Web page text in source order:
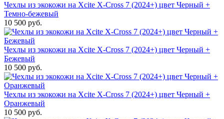
Чехлы из экокожи на Xcite X-Cross 7 (2024+) цвет Черный +
Темно-бежевый
10 500 руб.
Чехлы из экокожи на Xcite X-Cross 7 (2024+) цвет Черный +
Бежевый
10 500 руб.
Чехлы из экокожи на Xcite X-Cross 7 (2024+) цвет Черный +
Оранжевый
10 500 руб.